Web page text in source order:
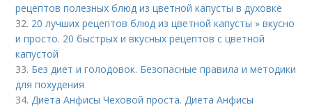
рецептов полезных блюд из цветной капусты в духовке
32. 20 лучших рецептов блюд из цветной капусты » вкусно
и просто. 20 быстрых и вкусных рецептов с цветной
капустой
33. Без диет и голодовок. Безопасные правила и методики
для похудения
34. Диета Анфисы Чеховой проста. Диета Анфисы